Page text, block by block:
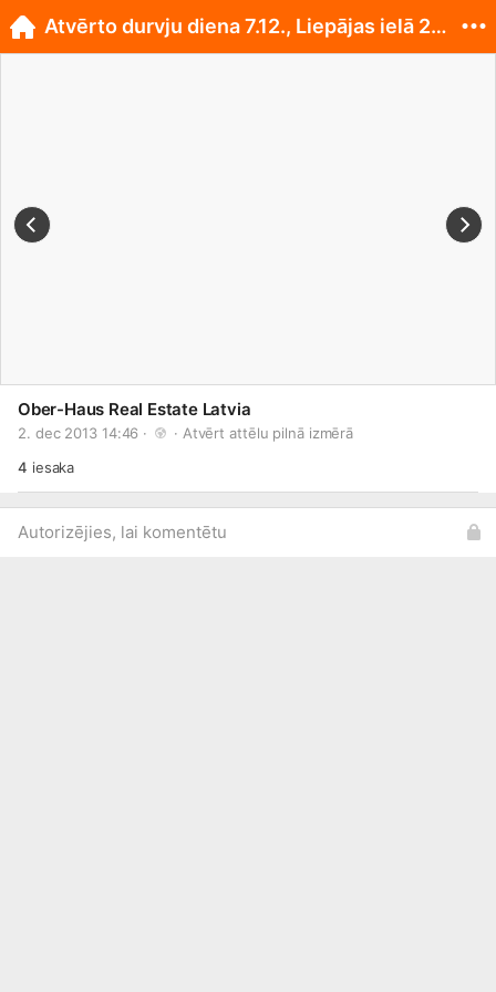
Ober-Haus Real Estate Latvia
2. dec 2013 14:46 · · Atvērt attēlu pilnā izmērā
4 iesaka
Autorizējies, lai komentētu
Atvērto durvju diena 7.12., Liepājas ielā 2, Rīgā!